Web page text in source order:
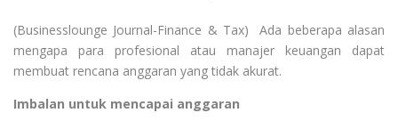
(Businesslounge Journal-Finance & Tax) Ada beberapa alasan
mengapa para profesional atau manajer keuangan dapat
membuat rencana anggaran yang tidak akurat.
Imbalan untuk mencapai anggaran